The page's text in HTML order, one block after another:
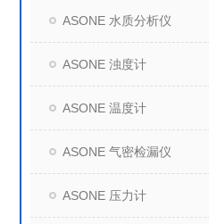
ASONE 水质分析仪
ASONE 浊度计
ASONE 温度计
ASONE 气密检漏仪
ASONE 压力计